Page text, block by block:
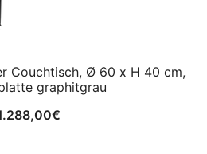
Couchtisch, Ø 60 x H 40 cm,
graphitgrau
€